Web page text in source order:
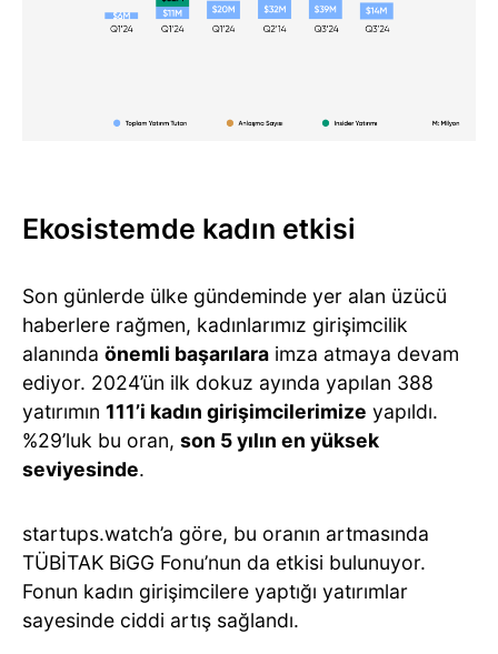
Ekosistemde kadın etkisi
Son günlerde ülke gündeminde yer alan üzücü
haberlere rağmen, kadınlarımız girişimcilik
alanında önemli başarılara imza atmaya devam
ediyor. 2024’ün ilk dokuz ayında yapılan 388
yatırımın 111’i kadın girişimcilerimize yapıldı.
%29’luk bu oran, son 5 yılın en yüksek
seviyesinde.
startups.watch’a göre, bu oranın artmasında
TÜBİTAK BiGG Fonu’nun da etkisi bulunuyor.
Fonun kadın girişimcilere yaptığı yatırımlar
sayesinde ciddi artış sağlandı.